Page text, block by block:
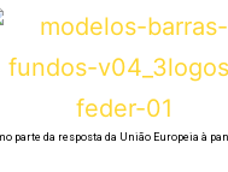
parte da resposta da União Europeia à